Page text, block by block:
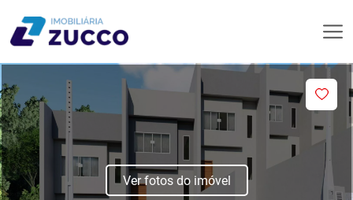
Ver fotos do imóvel